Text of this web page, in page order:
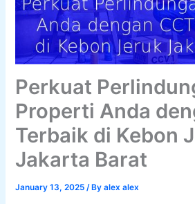
Perkuat
Properti Anda
Terbaik di Kebon
Jakarta Barat
January 13, 2025/ Byalex alex